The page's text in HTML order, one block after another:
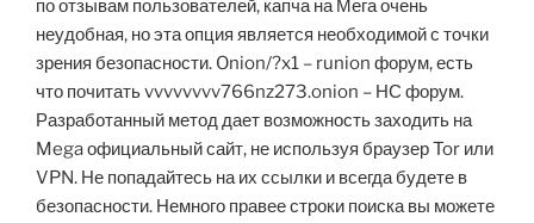
по отзывам пользователей, капча на Мега очень
неудобная, но эта опция является необходимой с точки
зрения безопасности. Onion/?x1 – runion форум, есть
что почитать vvvvvvvv766nz273.onion – НС форум.
Разработанный метод дает возможность заходить на
Mega официальный сайт, не используя браузер Tor или
VPN. Не попадайтесь на их ссылки и всегда будете в
безопасности. Немного правее строки поиска вы можете